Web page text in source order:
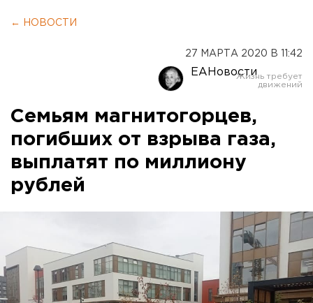
← НОВОСТИ
27 МАРТА 2020 В 11:42
ЕАНовости
Семьям магнитогорцев,
погибших от взрыва газа,
выплатят по миллиону
рублей